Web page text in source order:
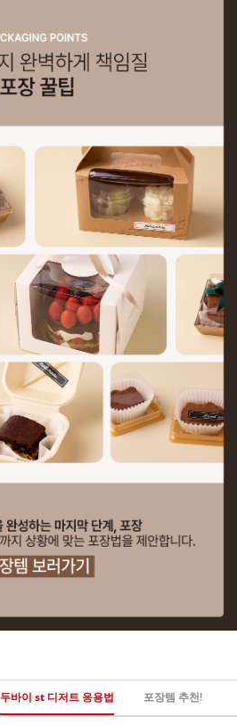
두바이 st 디저트 응용법 포장템 추천!